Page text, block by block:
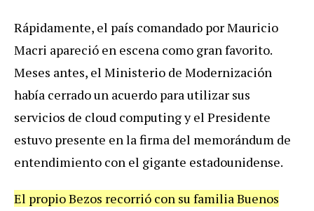
Rápidamente, el país comandado porMauricio
Macri apareció en escena como granfavorito.
Meses antes, el Ministerio de Modernización
había cerradoun acuerdo parautilizar sus
servicios de cloud computingy el Presidente
estuvo presente enlafirma del memorándum de
entendimiento con el gigante estadounidense.
El propioBezos recorrió con su familiaBuenos